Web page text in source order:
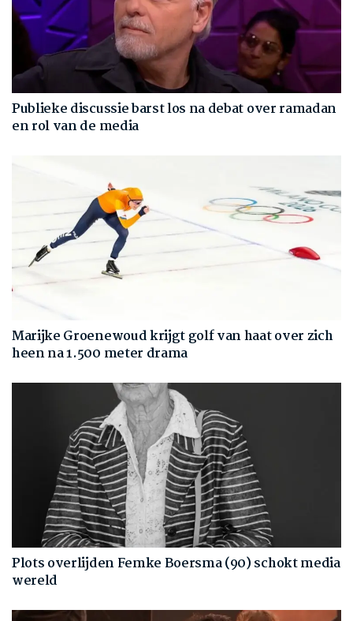
Publieke discussie barst los na debat over ramadan
en rol van de media
Marijke Groenewoud krijgt golf van haat over zich
heen na 1.500 meter drama
Plots overlijden Femke Boersma (90) schokt media
wereld